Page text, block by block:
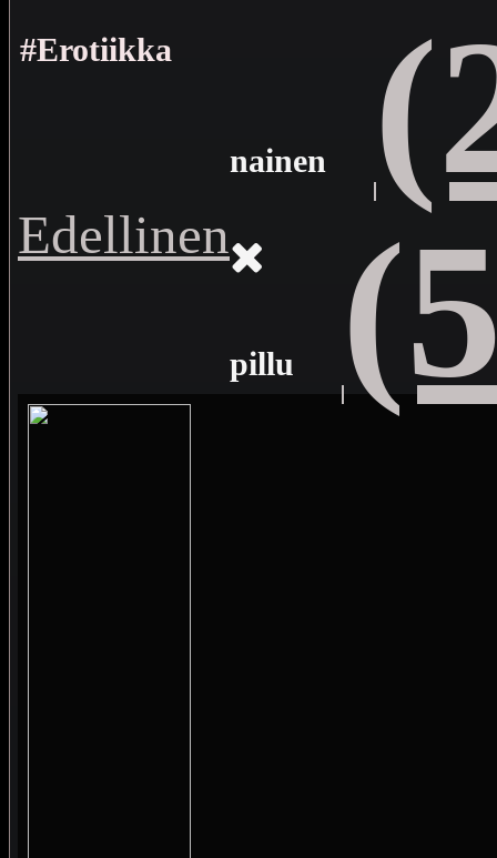
#Erotiikka
Edellinen
nainen
pillu